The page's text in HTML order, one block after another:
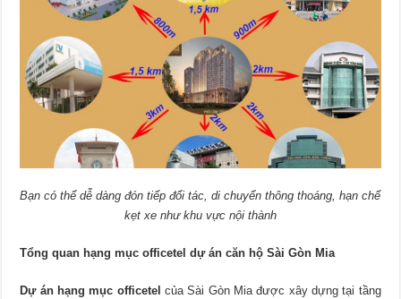
Bạn có thể dễ dàng đón tiếp đối tác, di chuyển thông thoáng, hạn chế
kẹt xe như khu vực nội thành
Tổng quan hạng mụcofficetel dự án căn hộ Sài Gòn Mia
Dự án hạng mục officetel của Sài Gòn Mia được xây dựng tại tầng